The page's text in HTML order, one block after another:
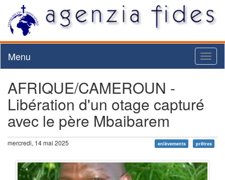
Menu
AFRIQUE/CAMEROUN -
Libération d'un otage capturé
avec le père Mbaibarem
mercredi, 14 mai 2025 enlèvements prêtres